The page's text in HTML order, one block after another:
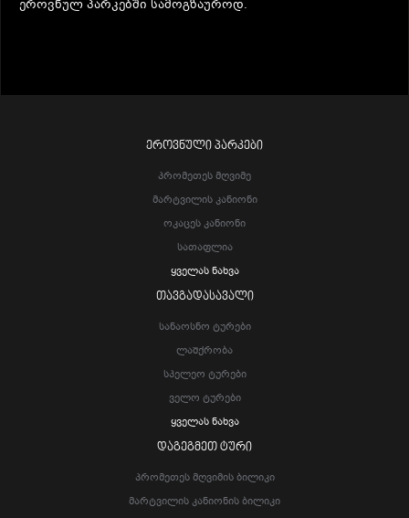
ეროვნულ პარკებში სამოგზაუროდ.
ᲔᲠᲝᲕᲜᲣᲚᲘ ᲞᲐᲠᲙᲔᲑᲘ
Პრომეთეს Მღვიმე
Მარტვილის Კანიონი
Ოკაცეს Კანიონი
Სათაფლია
Ყველას Ნახვა
ᲗᲐᲕᲒᲐᲓᲐᲡᲐᲕᲐᲚᲘ
Სანაოსნო Ტურები
Ლაშქრობა
Სპელეო Ტურები
Ველო Ტურები
Ყველას Ნახვა
ᲓᲐᲒᲔᲒᲛᲔᲗ ᲢᲣᲠᲘ
Პრომეთეს Მღვიმის Ბილიკი
Მარტვილის Კანიონის Ბილიკი